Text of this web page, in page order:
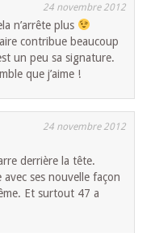
24 novembre 2012
n’arrête plus
contribue beaucoup
un peu sa signature.
que j’aime !
24 novembre 2012
derrière la tête.
ses nouvelle façon
Et surtout 47 a